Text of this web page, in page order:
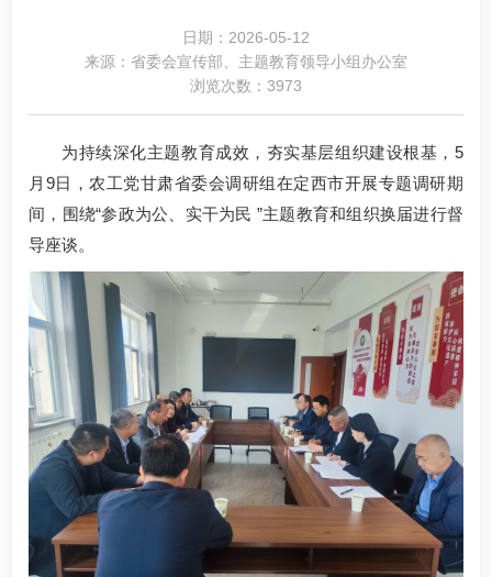
日期：2026-05-12
来源：省委会宣传部、主题教育领导小组办公室
浏览次数：3973
为持续深化主题教育成效，夯实基层组织建设根基，5
月9日，农工党甘肃省委会调研组在定西市开展专题调研期
间，围绕“参政为公、实干为民 ”主题教育和组织换届进行督
导座谈。